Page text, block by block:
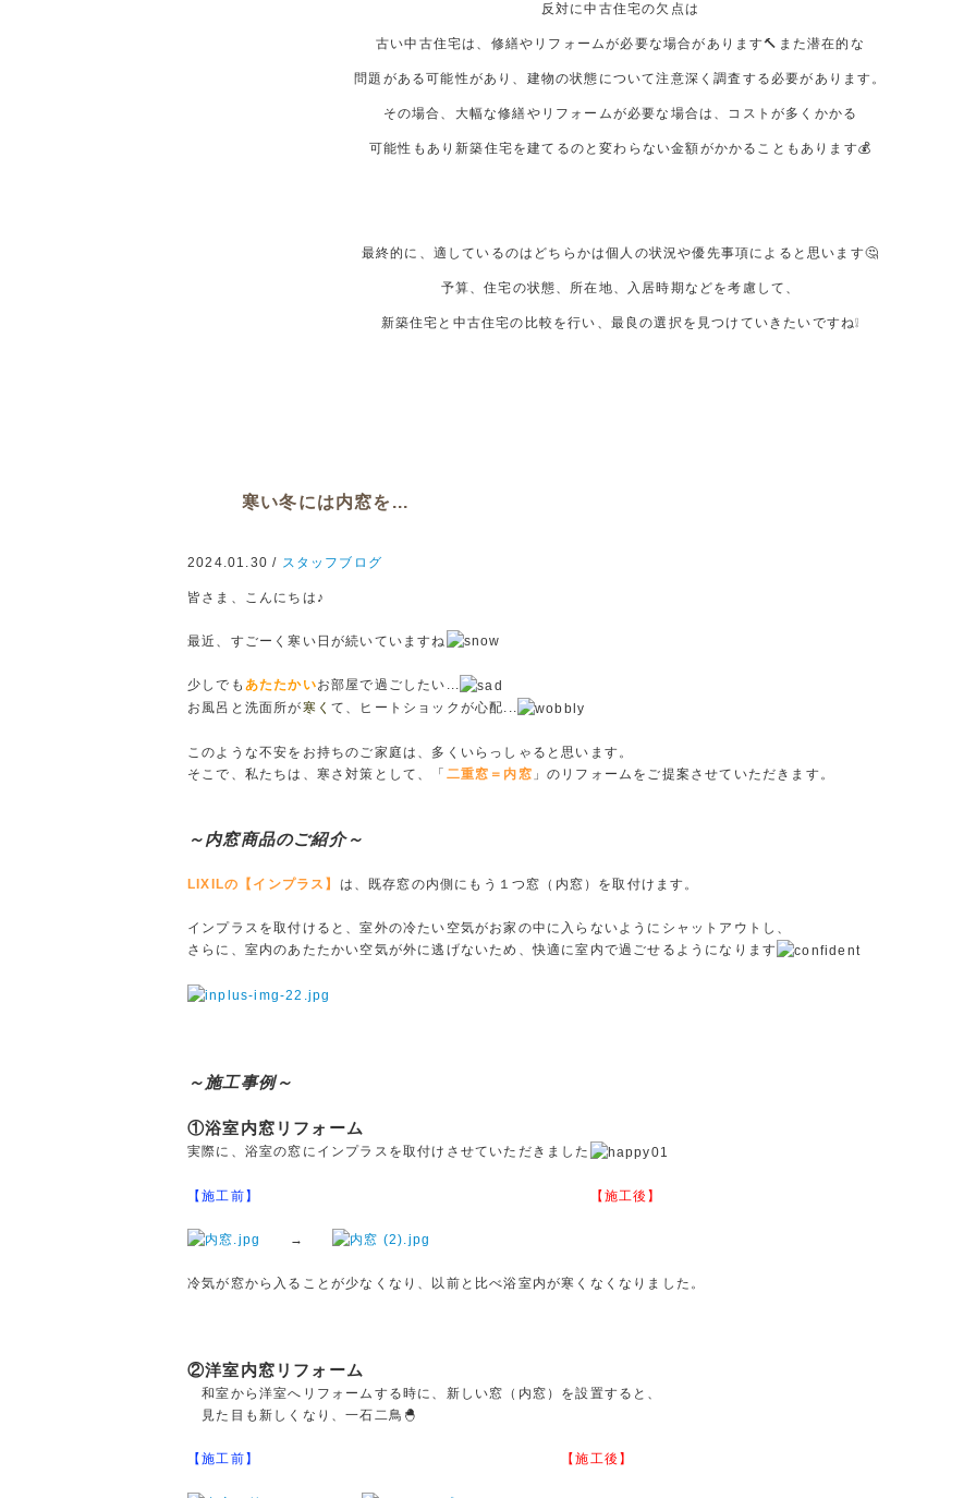
反対に中古住宅の欠点は
古い中古住宅は、修繕やリフォームが必要な場合があります🔨また潜在的な
問題がある可能性があり、建物の状態について注意深く調査する必要があります。
その場合、大幅な修繕やリフォームが必要な場合は、コストが多くかかる
可能性もあり新築住宅を建てるのと変わらない金額がかかることもあります💰
最終的に、適しているのはどちらかは個人の状況や優先事項によると思います🤔
予算、住宅の状態、所在地、入居時期などを考慮して、
新築住宅と中古住宅の比較を行い、最良の選択を見つけていきたいですね❕
寒い冬には内窓を...
2024.01.30 / スタッフブログ
皆さま、こんにちは♪
最近、すごーく寒い日が続いていますね
少しでも あたたかいお部屋で過ごしたい...
お風呂と洗面所が寒くて、ヒートショックが心配...
このような不安をお持ちのご家庭は、多くいらっしゃると思います。
そこで、私たちは、寒さ対策として、「 二重窓＝内窓 」のリフォームをご提案させていただきます。
～内窓商品のご紹介～
LIXILの【インプラス】 は、既存窓の内側にもう１つ窓（内窓）を取付けます。
インプラスを取付けると、室外の冷たい空気がお家の中に入らないようにシャットアウトし、
さらに、室内のあたたかい空気が外に逃げないため、快適に室内で過ごせるようになります
～施工事例～
①浴室内窓リフォーム
実際に、浴室の窓にインプラスを取付けさせていただきました
【施工前】 【施工後】
→
冷気が窓から入ることが少なくなり、以前と比べ浴室内が寒くなくなりました。
②洋室内窓リフォーム
和室から洋室へリフォームする時に、新しい窓（内窓）を設置すると、
見た目も新しくなり、一石二鳥🐣
【施工前】 【施工後】